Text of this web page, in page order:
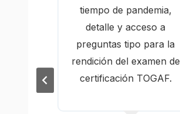
tiempo de pandemia,
detalle y acceso a
preguntas tipo para la
rendición del examen de
certificación TOGAF.